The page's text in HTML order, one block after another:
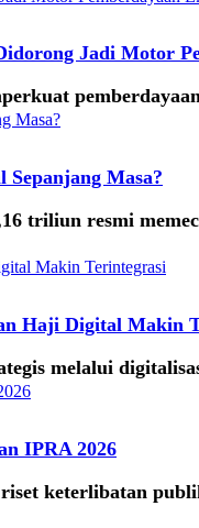
Jadi Motor
Sepanjang Masa?
triliun resmi
Haji Digital Makin
melalui
IPRA 2026
keterlibatan